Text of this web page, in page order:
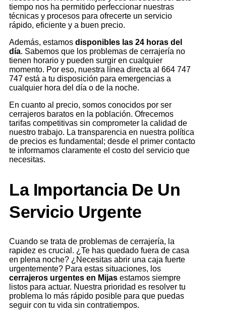
tiempo nos ha permitido perfeccionar nuestras
técnicas y procesos para ofrecerte un servicio
rápido, eficiente y a buen precio.
Además, estamos disponibles las 24 horas del
día. Sabemos que los problemas de cerrajería no
tienen horario y pueden surgir en cualquier
momento. Por eso, nuestra línea directa al 664 747
747 está a tu disposición para emergencias a
cualquier hora del día o de la noche.
En cuanto al precio, somos conocidos por ser
cerrajeros baratos en la población. Ofrecemos
tarifas competitivas sin comprometer la calidad de
nuestro trabajo. La transparencia en nuestra política
de precios es fundamental; desde el primer contacto
te informamos claramente el costo del servicio que
necesitas.
La Importancia De Un
Servicio Urgente
Cuando se trata de problemas de cerrajería, la
rapidez es crucial. ¿Te has quedado fuera de casa
en plena noche? ¿Necesitas abrir una caja fuerte
urgentemente? Para estas situaciones, los
cerrajeros urgentes en Mijas estamos siempre
listos para actuar. Nuestra prioridad es resolver tu
problema lo más rápido posible para que puedas
seguir con tu vida sin contratiempos.